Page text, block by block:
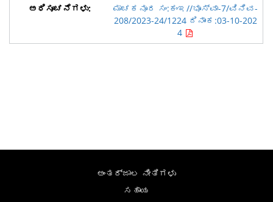
ಮಾಚಕನೂರ ಸಂ:ಕಂಇ//ಭೂಸ್ವಾ-7/ವಿನಿವ-
208/2023-24/1224 ದಿನಾಂಕ:03-10-202
4
ಅಂತರ್ಜಾಲ ನೀತಿಗಳು
ಸಹಾಯ